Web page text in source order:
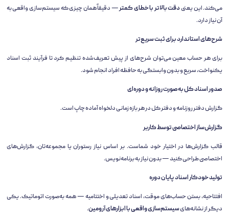
می‌کند. این یعنیدقت بالاتر با خطای کمتر— دقیقاً همان چیزی که سیستم‌سازی واقعی به
آن نیاز دارد.
شرح‌های استاندارد برای ثبت سریع‌تر
برای هر حساب معین می‌توان شرح‌های از پیش تعریف‌شده تنظیم کرد تا فرآیند ثبت اسناد
یکنواخت، سریع و بدون وابستگی به حافظه افراد انجام شود.
صدور اسناد کل به‌صورت روزانه و دوره‌ای
گزارش دفتر روزنامه و دفتر کل در هر بازه زمانی دلخواه آماده چاپ است.
گزارش‌ساز اختصاصی توسط کاربر
قالب گزارش‌ها در اختیار خود شماست. بر اساس نیاز رستوران یا مجموعه‌تان، گزارش‌های
اختصاصی طراحی کنید — بدون نیاز به برنامه‌نویس.
تولید خودکار اسناد پایان دوره
افتتاحیه، بستن حساب‌های موقت، اسناد تعدیلی و اختتامیه — همه به‌صورت اتوماتیک. یکی
دیگر از نشانه‌هایسیستم‌سازی واقعی با ابزارهای آرومین.